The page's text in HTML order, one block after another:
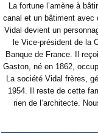
La fortune l’amène à
canal et un bâtiment avec
Vidal devient un
le Vice-président de la
Banque de France. Il
Gaston, né en 1862,
La société Vidal frères,
1954. Il reste de cette
rien de l’architecte.